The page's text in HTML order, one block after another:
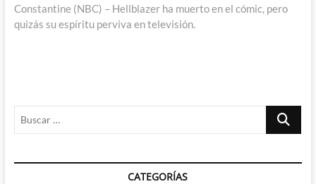
entradas
siguiente:
Constantine (NBC) – Hellblazer ha muerto en el cómic, pero
quizás su espíritu perviva en televisión.
Buscar
CATEGORÍAS